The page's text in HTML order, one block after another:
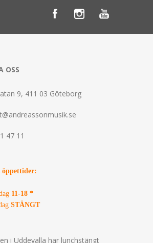
OSS
9, 411 03 Göteborg
47 11
öppettider:
11-18 *
STÄNGT
i Uddevalla har lunchstängt